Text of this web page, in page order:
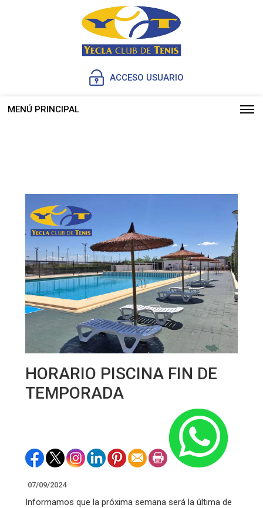
ACCESO USUARIO
MENÚ PRINCIPAL
HORARIO PISCINA FIN DE
TEMPORADA
07/09/2024
Informamos que la próxima semana será la última de